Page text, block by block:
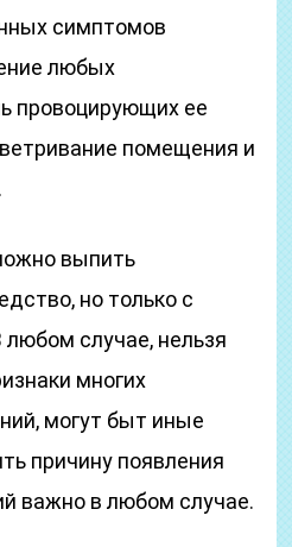
симптомов
любых
провоцирующих ее
помещения и
выпить
но только с
случае, нельзя
многих
могут быт иные
причину появления
важно в любом случае.